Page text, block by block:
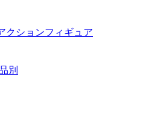
クションフィギュア
別